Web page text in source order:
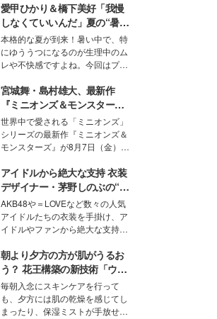
ションの完成度を高めるベースと
して、“髪そのものの美しさ”に改
めて注目する人が増えている様
子。今回は、そんな憧れの艶やか
な髪を日常で叶える、美容好きの
女性たちのヘアケア事情を紹介し
ます。
愛甲ひかり＆橋下美好「我慢
しなくていいんだ」夏の“暑さ
対策”の新しい選択肢とは？
本格的な夏が到来！暑い中で、特
にゆううつになるのが生理中のム
レや不快感ですよね。今回はプラ
モデル・愛甲ひかりさんと橋下美
好さんを迎えて本音で女子会トー
ク。猛暑のお出かけを快適に過ご
すヒントや、2人が感動した夏の
生理の新常識にも迫りました。
宮城舞・島村雄大、最新作
『ミニオンズ＆モンスター
ズ』の魅力熱弁 ハチャメチャ
だけじゃない“友情と絆”に感
動
世界中で愛される「ミニオンズ」
シリーズの最新作『ミニオンズ＆
モンスターズ』が8月7日（金）に
ニオン好き”という共通点を持つモ
デルの宮城舞と島村雄大の特別対
談をお届け！それぞれの視点か
ら、今作ならではの魅力や予想外
の感動をもたらす奥深いストーリ
ーについて熱く語り合ってもらっ
た。
アイドルから絶大な支持 衣装
デザイナー・茅野しのぶの“可
愛い”を作る美学＜「シチズン
クロスシー」インタビュー＞
AKB48や＝LOVEなど数々の人気
アイドルたちの衣装を手掛け、ア
イドルやファンから絶大な支持を
取締役兼クリエイティブディレク
ター・茅野しのぶ。一人ひとりの
個性に寄り添い、魅力を引き出す
衣装作りは、多くの女性たちに勇
気と自信を与え続けている。
朝より夕方の方が肌がうるお
う？ 花王構築の新技術「ウォ
ーターキャプチャリングスキ
ン（捕水肌）」がスキンケア
の常識を変える予感
毎朝入念にスキンケアを行って
も、夕方には肌の乾燥を感じてし
まったり、保湿ミストが手放せな